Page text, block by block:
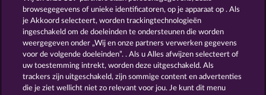
THE BLACK BOOK OF PIRATES BALTHAZAR
browsegegevens of unieke identificatoren, op je apparaat op . Als
je Akkoord selecteert, worden trackingtechnologieën
ingeschakeld om de doeleinden te ondersteunen die worden
weergegeven onder „Wij en onze partners verwerken gegevens
voor de volgende doeleinden”. . Als u Alles afwijzen selecteert of
uw toestemming intrekt, worden deze uitgeschakeld. Als
trackers zijn uitgeschakeld, zijn sommige content en advertenties
die je ziet wellicht niet zo relevant voor jou. Je kunt dit menu